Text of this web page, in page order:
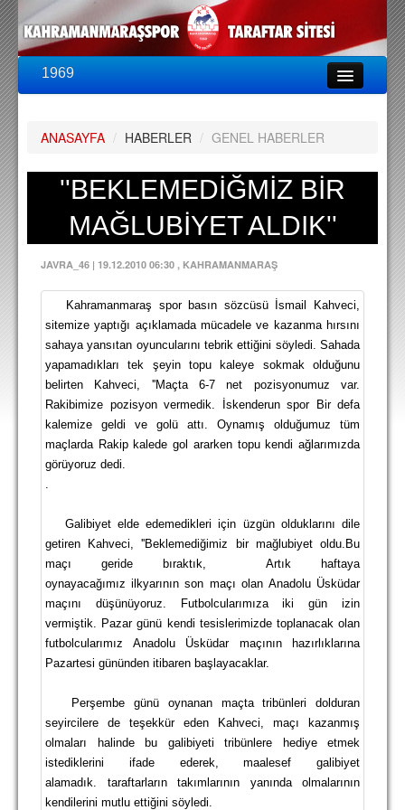
1969
PUAN DURUMU
FİKSTÜR
A TAKIM KADROSU
TEKNİK KADRO
TRANSFERLER
TARAFTAR
BİLETLER
DEPLASMAN
LİSANSLI ÜRÜNLER
FOTOĞRAF & VİDEOLAR
MARŞ & TEZAHÜRATLAR
KULÜP
AMBLEM
PERSONEL
SPONSORLAR
TARİHÇE
ANASAYFA / HABERLER / GENEL HABERLER
''BEKLEMEDİĞMİZ BİR
MAĞLUBİYET ALDIK''
JAVRA_46 | 19.12.2010 06:30 , KAHRAMANMARAŞ
Kahramanmaraş spor basın sözcüsü İsmail Kahveci,
sitemize yaptığı açıklamada mücadele ve kazanma hırsını
sahaya yansıtan oyuncularını tebrik ettiğini söyledi. Sahada
yapamadıkları tek şeyin topu kaleye sokmak olduğunu
belirten Kahveci, ''Maçta 6-7 net pozisyonumuz var.
Rakibimize pozisyon vermedik. İskenderun spor Bir defa
kalemize geldi ve golü attı. Oynamış olduğumuz tüm
maçlarda Rakip kalede gol ararken topu kendi ağlarımızda
görüyoruz dedi.
Galibiyet elde edemedikleri için üzgün olduklarını dile
getiren Kahveci, ''Beklemediğimiz bir mağlubiyet oldu.Bu
maçı geride bıraktık,
Artık haftaya
oynayacağımız ilkyarının son maçı olan Anadolu Üsküdar
maçını düşünüyoruz. Futbolcularımıza iki gün izin
vermiştik. Pazar günü kendi tesislerimizde toplanacak olan
futbolcularımız Anadolu Üsküdar maçının hazırlıklarına
Pazartesi gününden itibaren başlayacaklar.
Perşembe günü oynanan maçta tribünleri dolduran
seyircilere de teşekkür eden Kahveci, maçı kazanmış
olmaları halinde bu galibiyeti tribünlere hediye etmek
istediklerini ifade ederek, maalesef galibiyet
alamadık. taraftarların takımlarının yanında olmalarının
kendilerini mutlu ettiğini söyledi.